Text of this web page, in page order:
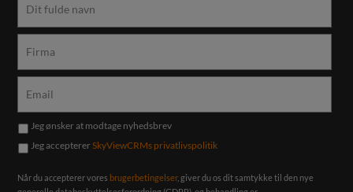
Jeg ønsker at modtage nyhedsbrev
Jeg acceptererSkyViewCRMs privatlivspolitik
Når du accepterer vores brugerbetingelser, giver du os dit samtykke til den nye